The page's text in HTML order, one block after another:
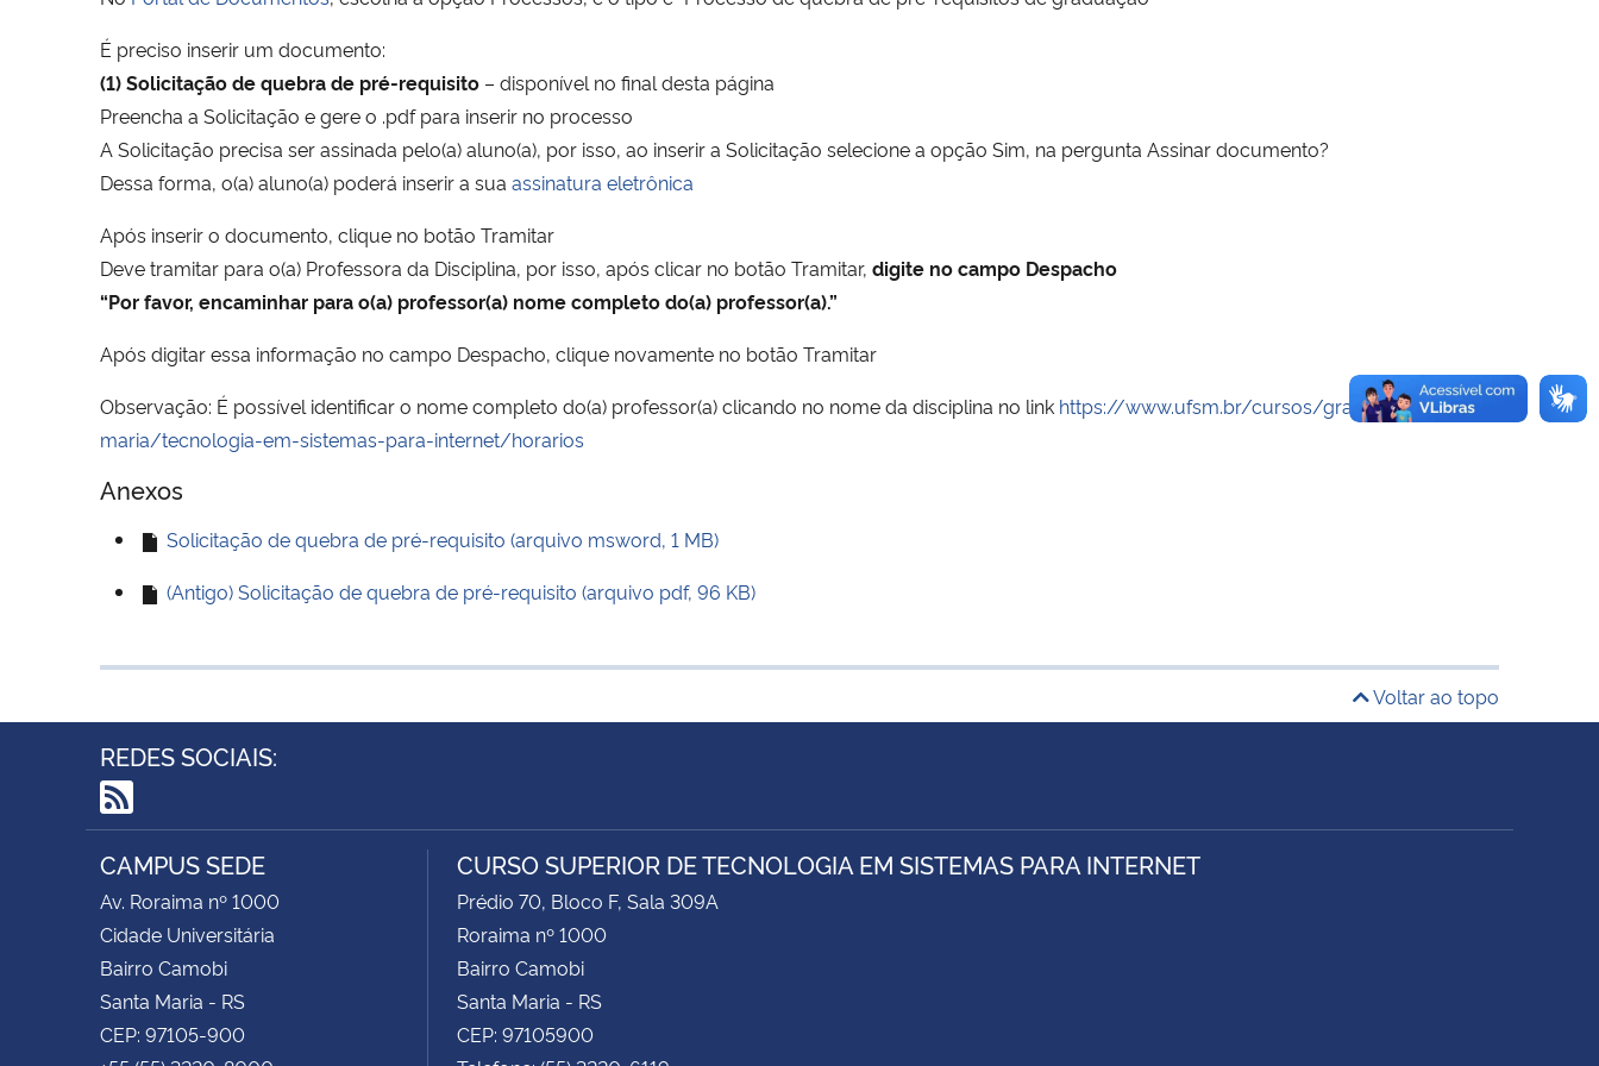
É preciso inserir um documento:
(1) Solicitação de quebra de pré-requisito – disponível no final desta página
Preencha a Solicitação e gere o .pdf para inserir no processo
A Solicitação precisa ser assinada pelo(a) aluno(a), por isso, ao inserir a Solicitação selecione a opção Sim, na pergunta Assinar documento?
Dessa forma, o(a) aluno(a) poderá inserir a sua assinatura eletrônica
Após inserir o documento, clique no botão Tramitar
Deve tramitar para o(a) Professora da Disciplina, por isso, após clicar no botão Tramitar, digite no campo Despacho
“Por favor, encaminhar para o(a) professor(a) nome completo do(a) professor(a).”
Após digitar essa informação no campo Despacho, clique novamente no botão Tramitar
Observação: É possível identificar o nome completo do(a) professor(a) clicando no nome da disciplina no link https://www.ufsm.br/cursos/graduacao/santa-
maria/tecnologia-em-sistemas-para-internet/horarios
Anexos
Solicitação de quebra de pré-requisito (arquivo msword, 1 MB)
(Antigo) Solicitação de quebra de pré-requisito (arquivo pdf, 96 KB)
Voltar ao topo
REDES SOCIAIS:
RSS
CAMPUS SEDE
Av. Roraima nº 1000
Cidade Universitária
Bairro Camobi
Santa Maria - RS
CEP: 97105-900
CURSO SUPERIOR DE TECNOLOGIA EM SISTEMAS PARA INTERNET
Prédio 70, Bloco F, Sala 309A
Roraima nº 1000
Bairro Camobi
Santa Maria - RS
CEP: 97105900